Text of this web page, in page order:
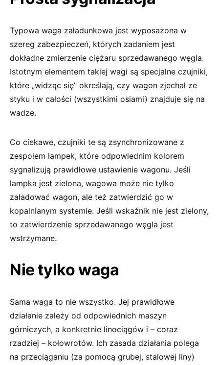
Typowa waga załadunkowa jest wyposażona w
szereg zabezpieczeń, których zadaniem jest
dokładne zmierzenie ciężaru sprzedawanego węgla.
Istotnym elementem takiej wagi są specjalne czujniki,
które „widząc się” określają, czy wagon zjechał ze
styku i w całości (wszystkimi osiami) znajduje się na
wadze.
Co ciekawe, czujniki te są zsynchronizowane z
zespołem lampek, które odpowiednim kolorem
sygnalizują prawidłowe ustawienie wagonu. Jeśli
lampka jest zielona, wagowa może nie tylko
załadować wagon, ale też zatwierdzić go w
kopalnianym systemie. Jeśli wskaźnik nie jest zielony,
to zatwierdzenie sprzedawanego węgla jest
wstrzymane.
Nie tylko waga
Sama waga to nie wszystko. Jej prawidłowe
działanie zależy od odpowiednich maszyn
górniczych, a konkretnie linociągów i – coraz
rzadziej – kołowrotów. Ich zasada działania polega
na przeciąganiu (za pomocą grubej, stalowej liny)